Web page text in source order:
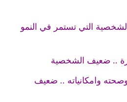
التي تستمر في النمو
.. ضعيف الشخصية
وامكانياته .. ضعيف